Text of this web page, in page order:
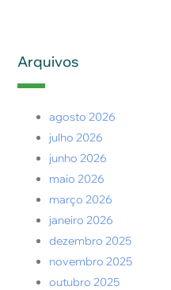
Arquivos
agosto 2026
julho 2026
junho 2026
maio 2026
março 2026
janeiro 2026
dezembro 2025
novembro 2025
outubro 2025